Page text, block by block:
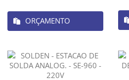
ORÇAMENTO